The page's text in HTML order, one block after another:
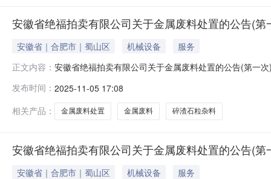
安徽省绝福拍卖有限公司关于金属废料处置的公告(
安徽省｜合肥市｜蜀山区 机械设备
服务
正文内容： 安徽省绝福拍卖有限公司关于金属废料处置的公告(第一
何解释，标的物因存放时间年限已久来源某厂家设备仪
话联系。2、标的物地址：因标的物库房涉及全
发布时间： 2025-11-05 17:08
相关产品：
金属废料处置 金属废料 碎渣石粒杂料
安徽省绝福拍卖有限公司关于金属废料处置的公告(
安徽省｜合肥市｜蜀山区 机械设备
服务